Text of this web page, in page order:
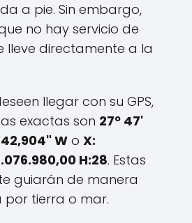
a pie. Sin embargo,
no hay servicio de
lleve directamente a la
llegar con su GPS,
exactas son 27º 47'
42,904" W o X:
H:28. Estas
guiarán de manera
por tierra o mar.